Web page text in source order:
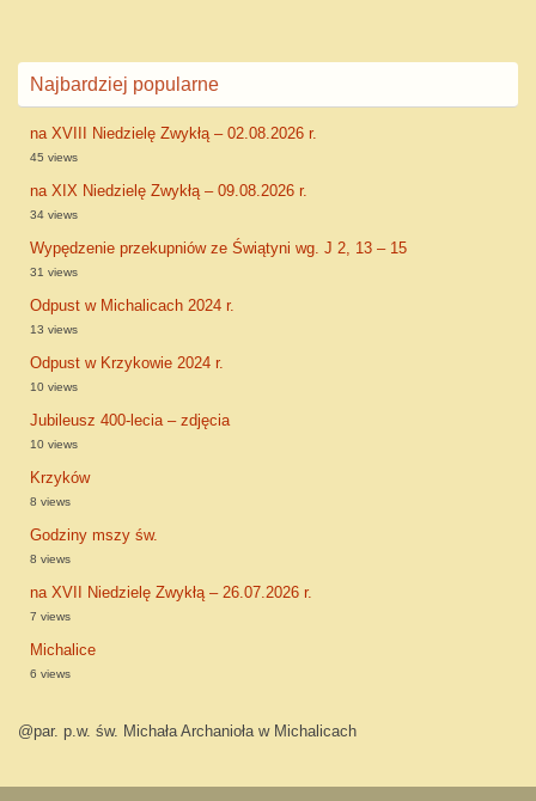
Najbardziej popularne
na XVIII Niedzielę Zwykłą – 02.08.2026 r.
45 views
na XIX Niedzielę Zwykłą – 09.08.2026 r.
34 views
Wypędzenie przekupniów ze Świątyni wg. J 2, 13 – 15
31 views
Odpust w Michalicach 2024 r.
13 views
Odpust w Krzykowie 2024 r.
10 views
Jubileusz 400-lecia – zdjęcia
10 views
Krzyków
8 views
Godziny mszy św.
8 views
na XVII Niedzielę Zwykłą – 26.07.2026 r.
7 views
Michalice
6 views
@par. p.w. św. Michała Archanioła w Michalicach